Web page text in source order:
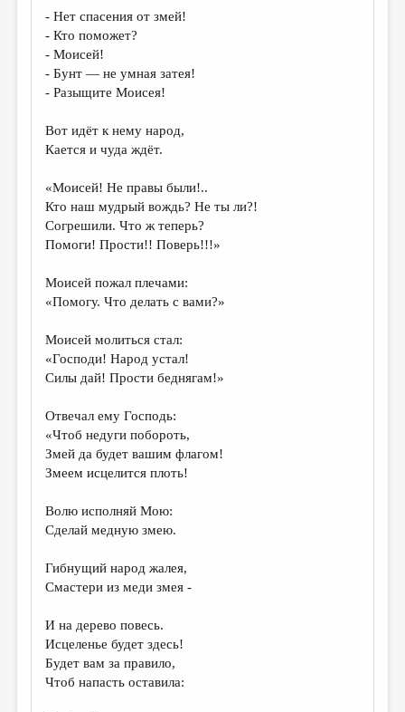
- Нет спасения от змей!
- Кто поможет?
- Моисей!
- Бунт — не умная затея!
- Разыщите Моисея!
Вот идёт к нему народ,
Кается и чуда ждёт.
«Моисей! Не правы были!..
Кто наш мудрый вождь? Не ты ли?!
Согрешили. Что ж теперь?
Помоги! Прости!! Поверь!!!»
Моисей пожал плечами:
«Помогу. Что делать с вами?»
Моисей молиться стал:
«Господи! Народ устал!
Силы дай! Прости беднягам!»
Отвечал ему Господь:
«Чтоб недуги побороть,
Змей да будет вашим флагом!
Змеем исцелится плоть!
Волю исполняй Мою:
Сделай медную змею.
Гибнущий народ жалея,
Смастери из меди змея -
И на дерево повесь.
Исцеленье будет здесь!
Будет вам за правило,
Чтоб напасть оставила: